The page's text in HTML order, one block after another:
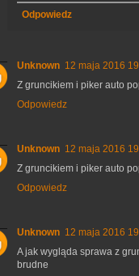
Odpowiedz
Unknown 12 maja 2016
Z gruncikiem i piker auto
Odpowiedz
Unknown 12 maja 2016
Z gruncikiem i piker auto
Odpowiedz
Unknown 12 maja 2016
A jak wygląda sprawa z
brudne